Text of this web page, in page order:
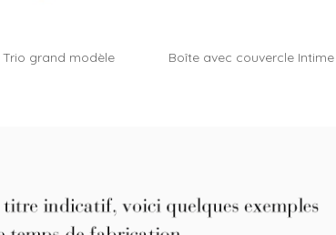
Trio grand modèle Boîte avec couvercle Intime